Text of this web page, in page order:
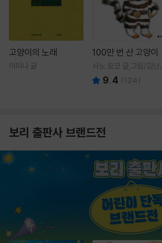
고양이의 노래
이미나 글
100만 번 산 고양이
사노 요코 글,그림/김난주
역 9.4 (124)
보리 출판사 브랜드전